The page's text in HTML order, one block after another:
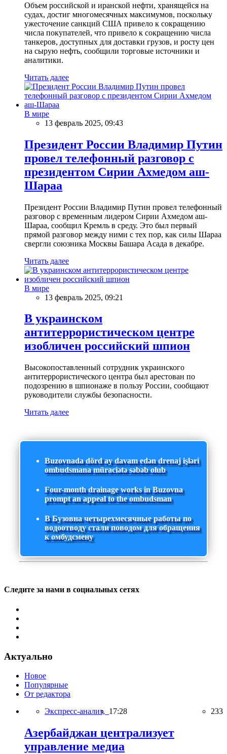
Объем российской и иранской нефти, хранящейся на
судах, достиг многомесячных максимумов, поскольку
ужесточение санкций США привело к сокращению
числа покупателей, что привело к сокращению числа
танкеров, доступных для доставки грузов, и росту цен
на сырую нефть, сообщили торговые источники и
аналитики.
Читать далее
В мире
13 февраль 2025, 09:43
Президент России Владимир Путин
провел телефонный разговор с
президентом Сирии Ахмедом аш-
Шараа
Президент России Владимир Путин провел телефонный
разговор с временным лидером Сирии Ахмедом аш-
Шараа, сообщил Кремль в среду. Это был первый
прямой разговор между ними с тех пор, как силы Шараа
свергли союзника Москвы Башара Асада в декабре.
Читать далее
В мире
13 февраль 2025, 09:21
В украинском
антитеррористическом центре
изобличен российский шпион
Высокопоставленный сотрудник украинского
антитеррористического центра был арестован по
подозрению в шпионаже в пользу России, сообщают
руководители службы безопасности.
Читать далее
Buzovnada dörd ay davam edən drenaj işləri
ombudsmana müraciətə səbəb olub
Four-month drainage works in Buzovna
prompt an appeal to the ombudsman
В Бузовна четырехмесячные работы по
водоотводу стали поводом для обращения
к омбудсмену
Следите за нами в социальных сетях
Актуально
Новое
Популярные
От редактора
Экспресс-анализ, 17:28 233
Азербайджан централизует
управление медиа